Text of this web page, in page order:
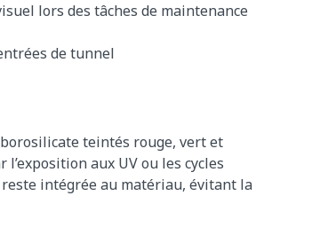
lors des tâches de maintenance
de tunnel
teintés rouge, vert et
aux UV ou les cycles
intégrée au matériau, évitant la